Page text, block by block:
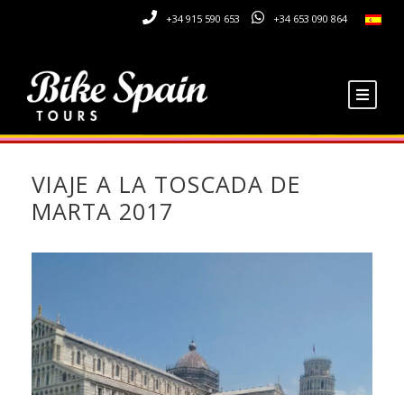
+34 915 590 653 +34 653 090 864
VIAJE A LA TOSCADA DE
MARTA 2017